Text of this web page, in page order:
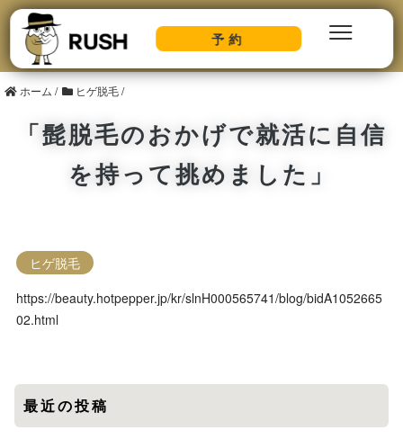
予約
ホーム / ヒゲ脱毛/
「髭脱毛のおかげで就活に自信
を持って挑めました」
ヒゲ脱毛
https://beauty.hotpepper.jp/kr/slnH000565741/blog/bidA1052665
02.html
最近の投稿